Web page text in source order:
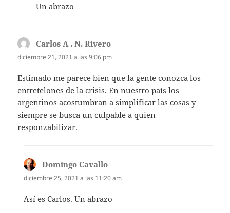
Un abrazo
Carlos A . N. Rivero
diciembre 21, 2021 a las 9:06 pm
Estimado me parece bien que la gente conozca los
entretelones de la crisis. En nuestro país los
argentinos acostumbran a simplificar las cosas y
siempre se busca un culpable a quien
responzabilizar.
Domingo Cavallo
diciembre 25, 2021 a las 11:20 am
Así es Carlos. Un abrazo